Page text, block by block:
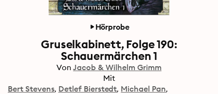
Hörprobe
Gruselkabinett, Folge 190:
Schauermärchen 1
Von Jacob & Wilhelm Grimm
Mit
Bert Stevens Detlef Bierstedt Michael Pan